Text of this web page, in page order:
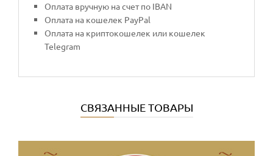
Оплата вручную на счет по IBAN
Оплата на кошелек PayPal
Оплата на криптокошелек или кошелек
Telegram
СВЯЗАННЫЕ ТОВАРЫ